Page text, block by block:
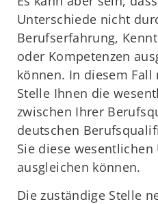
Unterschiede nicht
Berufserfahrung,
oder Kompetenzen
können. In diesem
Stelle Ihnen die
zwischen Ihrer
deutschen
Sie diese
ausgleichen können.
Die zuständige Stelle